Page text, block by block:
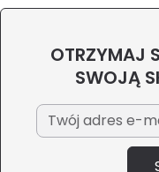
OTRZYMAJ
SWOJĄ